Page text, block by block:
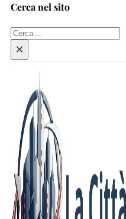
Cerca nel sito
Cerca
×